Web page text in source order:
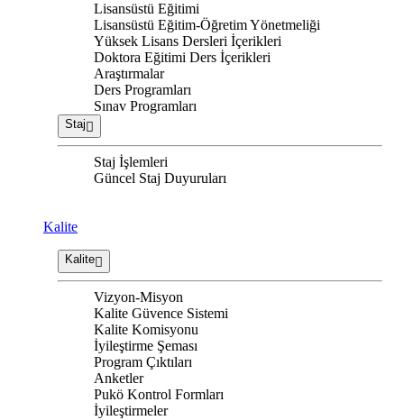
Lisansüstü Eğitimi
Lisansüstü Eğitim-Öğretim Yönetmeliği
Yüksek Lisans Dersleri İçerikleri
Doktora Eğitimi Ders İçerikleri
Araştırmalar
Ders Programları
Sınav Programları
Staj
Staj İşlemleri
Güncel Staj Duyuruları
Kalite
Kalite
Vizyon-Misyon
Kalite Güvence Sistemi
Kalite Komisyonu
İyileştirme Şeması
Program Çıktıları
Anketler
Pukö Kontrol Formları
İyileştirmeler